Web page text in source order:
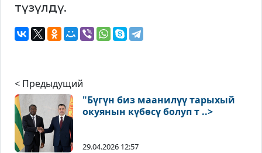
түзүлдү.
< Предыдущий
"Бүгүн биз маанилүү тарыхый
окуянын күбөсү болуп т ..>
29.04.2026 12:57